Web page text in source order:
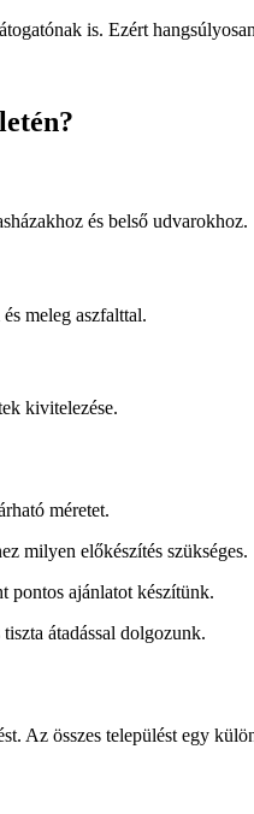
is. Ezért
és belső udvarokhoz.
meleg aszfalttal.
kivitelezése.
méretet.
milyen előkészítés szükséges.
pontos ajánlatot készítünk.
átadással dolgozunk.
Az összes települést egy